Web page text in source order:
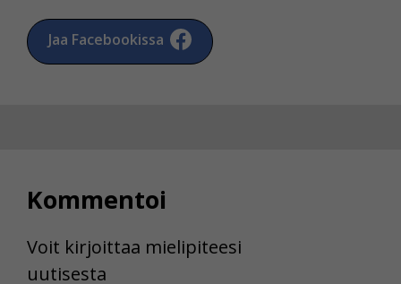
Jaa Facebookissa
Kommentoi
Voit kirjoittaa mielipiteesi
uutisesta